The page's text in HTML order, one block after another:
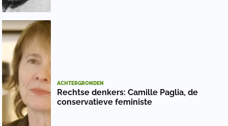
ACHTERGRONDEN
Rechtse denkers: Camille Paglia, de
conservatieve feministe